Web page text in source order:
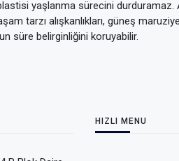
yaşlanma sürecini durduramaz.
tarzı alışkanlıkları, güneş
süre belirginliğini koruyabilir.
HIZLI MENU